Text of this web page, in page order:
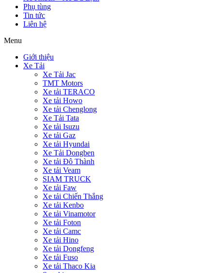
Phụ tùng
Tin tức
Liên hệ
Menu
Giới thiệu
Xe Tải
Xe Tải Jac
TMT Motors
Xe tải TERACO
Xe tải Howo
Xe tải Chenglong
Xe Tải Tata
Xe tải Isuzu
Xe tải Gaz
Xe tải Hyundai
Xe Tải Dongben
Xe tải Đô Thành
Xe tải Veam
SIAM TRUCK
Xe tải Faw
Xe tải Chiến Thắng
Xe tải Kenbo
Xe tải Vinamotor
Xe tải Foton
Xe tải Camc
Xe tải Hino
Xe tải Dongfeng
Xe tải Fuso
Xe tải Thaco Kia